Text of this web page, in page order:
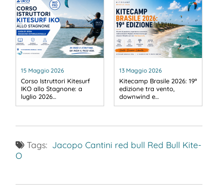
15 Maggio 2026
Corso Istruttori Kitesurf
IKO allo Stagnone: a
luglio 2026…
13 Maggio 2026
Kitecamp Brasile 2026: 19ª
edizione tra vento,
downwind e…
Tags: Jacopo Cantini red bull Red Bull Kite-
O